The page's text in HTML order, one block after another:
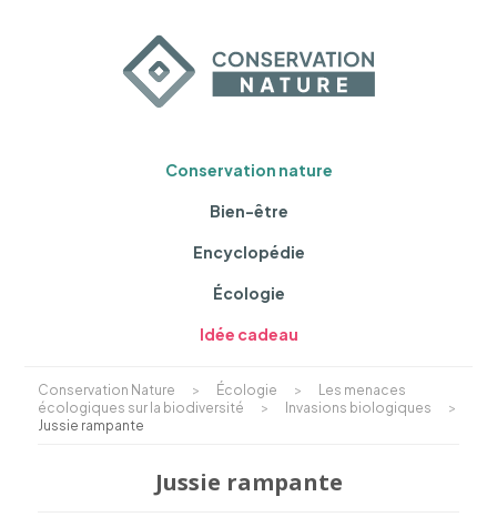
Conservation nature
Bien-être
Encyclopédie
Écologie
Idée cadeau
Conservation Nature > Écologie >
Les menaces
écologiques sur la biodiversité
> Invasions biologiques
>
Jussie rampante
Jussie rampante